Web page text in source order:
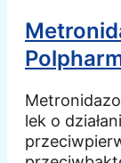
lek o